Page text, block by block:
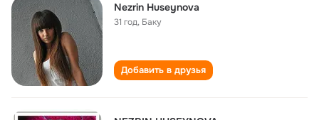
Nezrin Huseynova
31 год, Баку
Добавить в друзья